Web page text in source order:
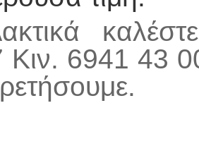
Κιν. 6941 43